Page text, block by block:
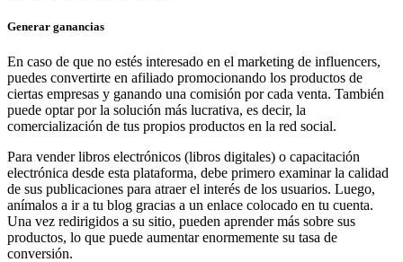
Generar ganancias
En caso de que no estés interesado en el marketing de influencers,
puedes convertirte en afiliado promocionando los productos de
ciertas empresas y ganando una comisión por cada venta. También
puede optar por la solución más lucrativa, es decir, la
comercialización de tus propios productos en la red social.
Para vender libros electrónicos (libros digitales) o capacitación
electrónica desde esta plataforma, debe primero examinar la calidad
de sus publicaciones para atraer el interés de los usuarios. Luego,
anímalos a ir a tu blog gracias a un enlace colocado en tu cuenta.
Una vez redirigidos a su sitio, pueden aprender más sobre sus
productos, lo que puede aumentar enormemente su tasa de
conversión.